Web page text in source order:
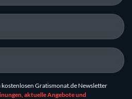
Gratismonat.de Newsletter
aktuelle Angebote und